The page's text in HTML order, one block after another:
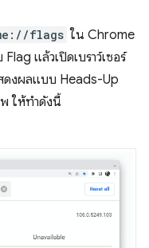
flags ใน Chrome
แล้วเปิดเบราว์เซอร์
ดงผลแบบ Heads-Up
ให้ทำดังนี้